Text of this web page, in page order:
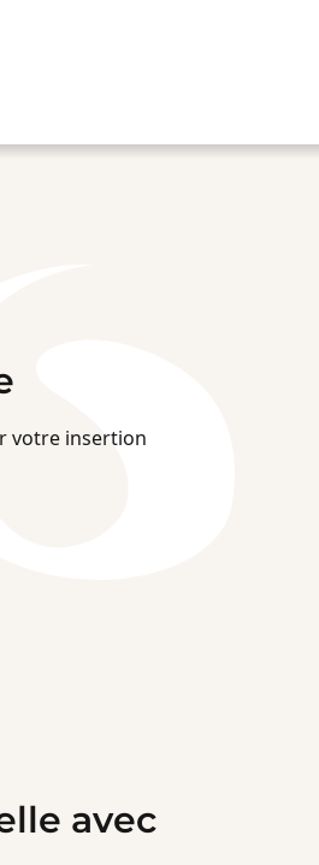
votre insertion
avec